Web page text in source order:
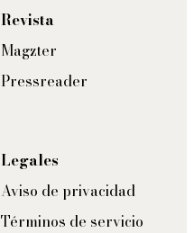
Revista
Magzter
Pressreader
Legales
Aviso de privacidad
Términos de servicio